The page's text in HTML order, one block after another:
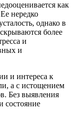
как
нередко
однако в
более
и
и
и интереса к
а с истощением
Без выявления
состояние